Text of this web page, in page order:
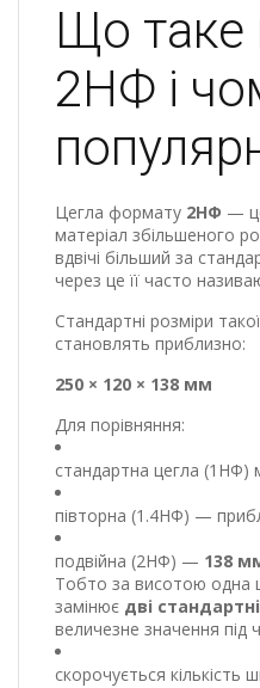
Що таке
2НФ і
Цегла формату 2НФ —
матеріал збільшеного
вдвічі більший за
через це її часто
Стандартні розміри
становлять приблизно:
250 × 120 × 138 мм
Для порівняння:
стандартна цегла (1НФ)
півторна (1.4НФ) —
подвійна (2НФ) — 138
Тобто за висотою одна
замінює дві
величезне значення під
скорочується кількість